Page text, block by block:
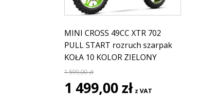
MINI CROSS 49CC XTR 702
PULL START rozruch szarpak
KOŁA 10 KOLOR ZIELONY
1 599,00zł
Pierwotna
1 499,00 zł z VAT